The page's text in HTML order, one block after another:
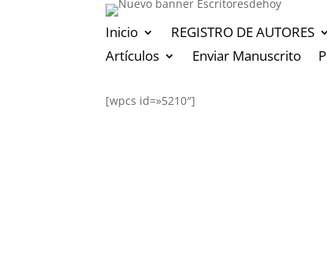
Inicio REGISTRO DE AUTORES
Artículos
Enviar Manuscrito
[wpcs id=»5210″]